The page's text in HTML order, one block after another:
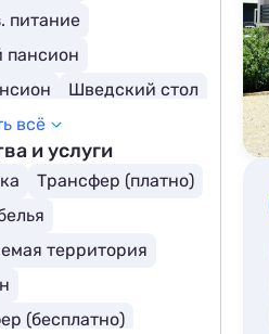
питание
пансион
Шведский стол
Завтрак включен
меню
меню
всё
и услуги
Трансфер (платно)
территория
(бесплатно)